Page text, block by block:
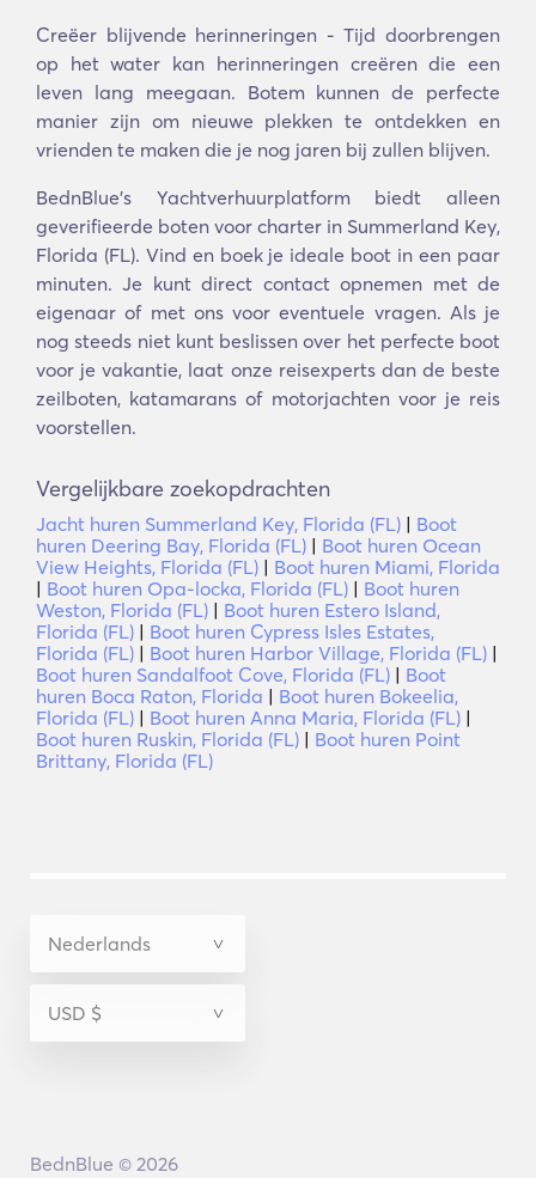
Creëer blijvende herinneringen - Tijd doorbrengen
op het water kan herinneringen creëren die een
leven lang meegaan. Botem kunnen de perfecte
manier zijn om nieuwe plekken te ontdekken en
vrienden te maken die je nog jaren bij zullen blijven.
BednBlue's Yachtverhuurplatform biedt alleen
geverifieerde boten voor charter in Summerland Key,
Florida (FL). Vind en boek je ideale boot in een paar
minuten. Je kunt direct contact opnemen met de
eigenaar of met ons voor eventuele vragen. Als je
nog steeds niet kunt beslissen over het perfecte boot
voor je vakantie, laat onze reisexperts dan de beste
zeilboten, katamarans of motorjachten voor je reis
voorstellen.
Vergelijkbare zoekopdrachten
Jacht huren Summerland Key, Florida (FL) | Boot
huren Deering Bay, Florida (FL) | Boot huren Ocean
View Heights, Florida (FL) | Boot huren Miami, Florida
| Boot huren Opa-locka, Florida (FL) | Boot huren
Weston, Florida (FL) | Boot huren Estero Island,
Florida (FL) | Boot huren Cypress Isles Estates,
Florida (FL) | Boot huren Harbor Village, Florida (FL) |
Boot huren Sandalfoot Cove, Florida (FL) | Boot
huren Boca Raton, Florida | Boot huren Bokeelia,
Florida (FL) | Boot huren Anna Maria, Florida (FL) |
Boot huren Ruskin, Florida (FL) | Boot huren Point
Brittany, Florida (FL)
BednBlue © 2026